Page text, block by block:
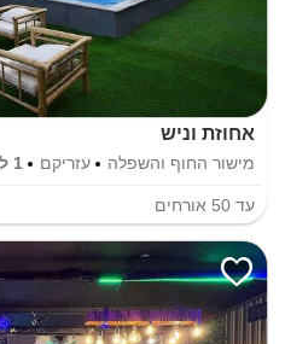
אחוזת וניש
מישור החוף והשפלה עזריקם 1 לופט
עד 50 אורחים